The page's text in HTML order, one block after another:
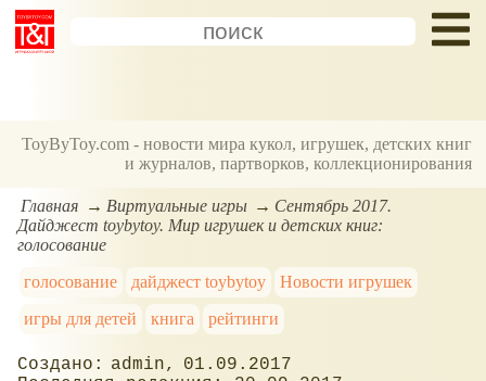
ToyByToy.com - новости мира кукол, игрушек, детских книг
и журналов, партворков, коллекционирования
Главная Виртуальные игры
Сентябрь 2017.
Дайджест toybytoy. Мир игрушек и детских книг:
голосование
голосование
дайджест toybytoy
Новости игрушек
игры для детей
книга рейтинги
admin
01.09.2017